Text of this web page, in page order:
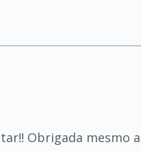
Obrigada mesmo